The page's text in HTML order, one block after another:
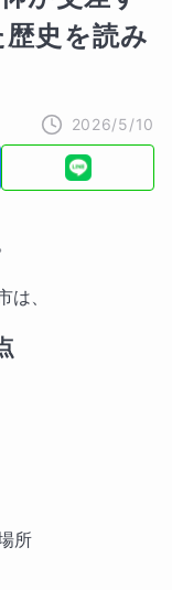
史を読み
2026/5/10
、
所